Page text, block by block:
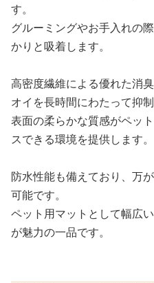
す。
グルーミングやお手入れの
かりと吸着します。
高密度繊維による優れた消
オイを長時間にわたって抑制
表面の柔らかな質感がペッ
スできる環境を提供します。
防水性能も備えており、万
可能です。
ペット用マットとして幅広
が魅力の一品です。